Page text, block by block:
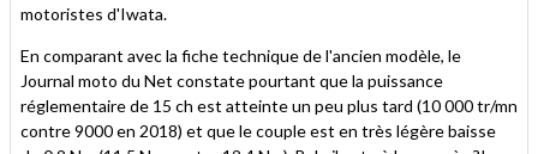
motoristes d'Iwata.
En comparant avec la fiche technique de l'ancien modèle, le
Journal moto du Net constate pourtant que la puissance
réglementaire de 15 ch est atteinte un peu plus tard (10 000 tr/mn
contre 9000 en 2018) et que le couple est en très légère baisse